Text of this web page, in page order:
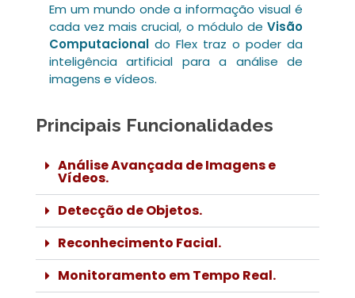
Em um mundo onde a informação visual é
cada vez mais crucial, o módulo de Visão
Computacional do Flex traz o poder da
inteligência artificial para a análise de
imagens e vídeos.
Principais Funcionalidades
Análise Avançada de Imagens e
Vídeos.
Detecção de Objetos.
Reconhecimento Facial.
Monitoramento em Tempo Real.